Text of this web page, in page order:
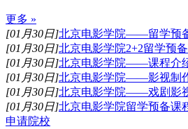
更多 »
[01月30日]北京电影学院——留学预
[01月30日]北京电影学院2+2留学预
[01月30日]北京电影学院——课程介
[01月30日]北京电影学院——影视制
[01月30日]北京电影学院——戏剧影
[01月30日]北京电影学院留学预备课
申请院校